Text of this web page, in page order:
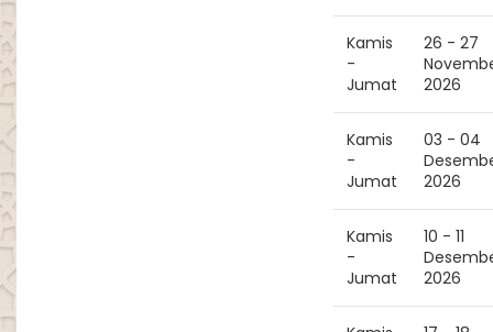
Kamis
-
Jumat
26 - 27
2026
Kamis
-
Jumat
03 - 04
2026
Kamis
-
Jumat
10 - 11
2026